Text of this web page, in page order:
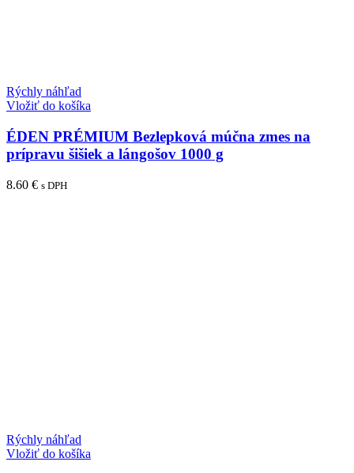
Rýchly náhľad
Vložiť do košíka
ÉDEN PRÉMIUM Bezlepková múčna zmes na
prípravu šišiek a lángošov 1000 g
8.60 € s DPH
Rýchly náhľad
Vložiť do košíka